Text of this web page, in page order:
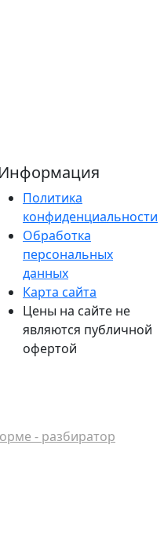
Информация
Политика
конфиденциальности
Обработка
персональных
данных
Карта сайта
Цены на сайте не
являются публичной
офертой
- разбиратор